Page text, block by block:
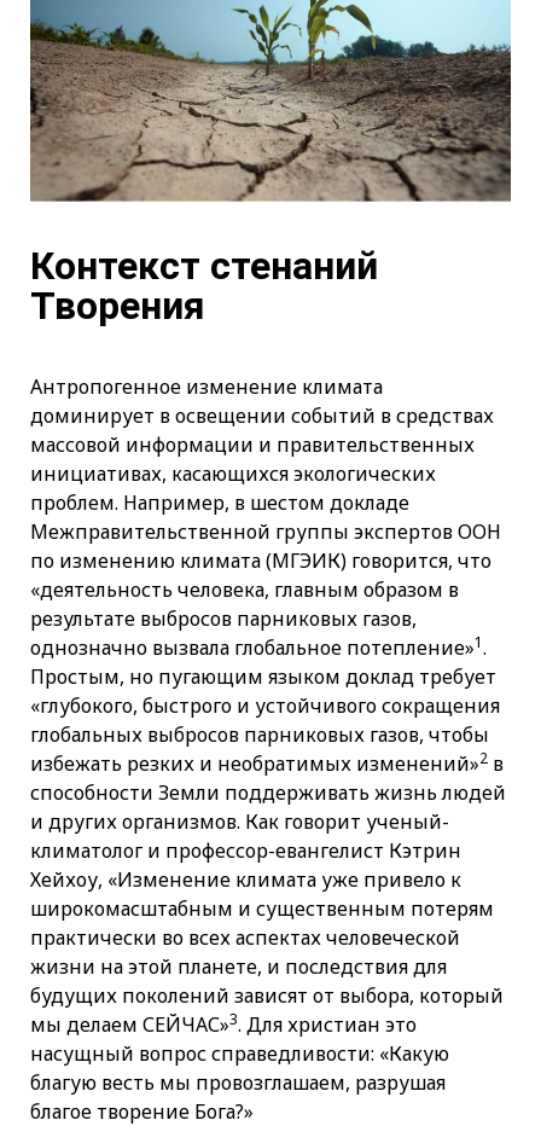
Контекст стенаний
Творения
Антропогенное изменение климата
доминирует в освещении событий в средствах
массовой информации и правительственных
инициативах, касающихся экологических
проблем. Например, в шестом докладе
Межправительственной группы экспертов ООН
по изменению климата (МГЭИК) говорится, что
«деятельность человека, главным образом в
результате выбросов парниковых газов,
однозначно вызвала глобальное потепление»1.
Простым, но пугающим языком доклад требует
«глубокого, быстрого и устойчивого сокращения
глобальных выбросов парниковых газов, чтобы
избежать резких и необратимых изменений»2 в
способности Земли поддерживать жизнь людей
и других организмов. Как говорит ученый-
климатолог и профессор-евангелист Кэтрин
Хейхоу, «Изменение климата уже привело к
широкомасштабным и существенным потерям
практически во всех аспектах человеческой
жизни на этой планете, и последствия для
будущих поколений зависят от выбора, который
мы делаем СЕЙЧАС»3. Для христиан это
насущный вопрос справедливости: «Какую
благую весть мы провозглашаем, разрушая
благое творение Бога?»